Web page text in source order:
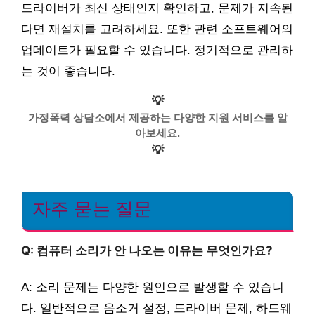
드라이버가 최신 상태인지 확인하고, 문제가 지속된
다면 재설치를 고려하세요. 또한 관련 소프트웨어의
업데이트가 필요할 수 있습니다. 정기적으로 관리하
는 것이 좋습니다.
💡
가정폭력 상담소에서 제공하는 다양한 지원 서비스를 알
아보세요.
💡
자주 묻는 질문
Q: 컴퓨터 소리가 안 나오는 이유는 무엇인가요?
A: 소리 문제는 다양한 원인으로 발생할 수 있습니
다. 일반적으로 음소거 설정, 드라이버 문제, 하드웨